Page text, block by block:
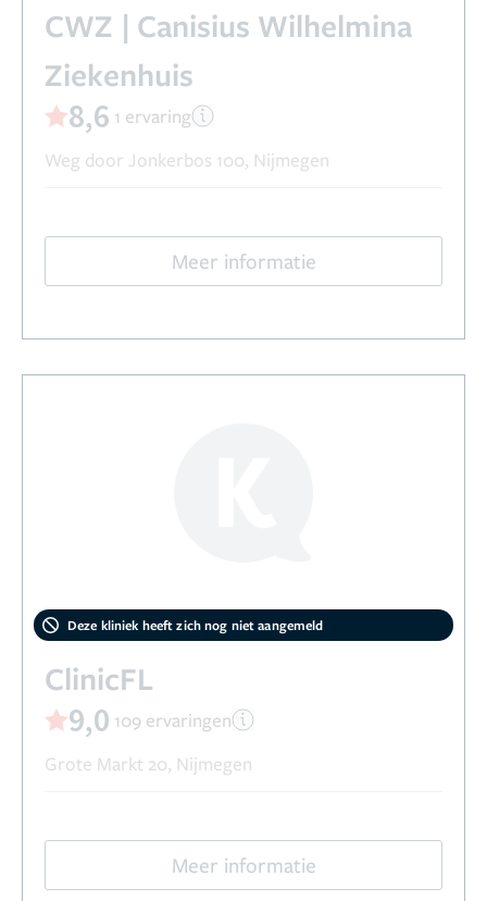
CWZ | Canisius Wilhelmina
Ziekenhuis
8,6 1 ervaring
Weg door Jonkerbos 100, Nijmegen
Meer informatie
Deze kliniek heeft zich nog niet aangemeld
ClinicFL
9,0 109 ervaringen
Grote Markt 20, Nijmegen
Meer informatie